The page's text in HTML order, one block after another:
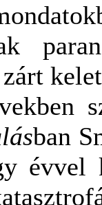
ban
évvel